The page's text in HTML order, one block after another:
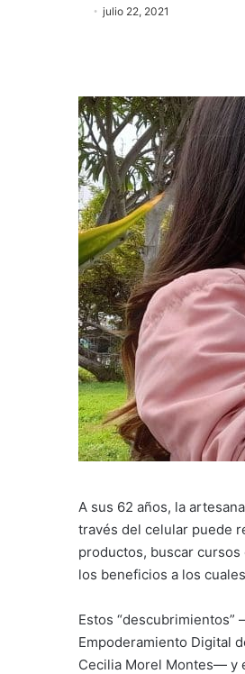
julio 22, 2021
A sus 62 años, la
través del celular puede
productos, buscar
los beneficios a los
Estos
Empoderamiento Digital
Cecilia Morel Montes— y